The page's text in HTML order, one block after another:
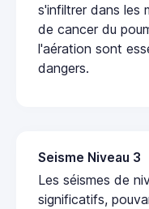
s'infiltrer dans les
de cancer du
l'aération sont
dangers.
Seisme Niveau 3
Les séismes de
significatifs,